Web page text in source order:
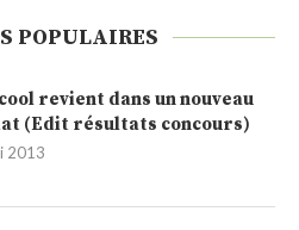
POPULAIRES
revient dans un nouveau
(Edit résultats concours)
2013